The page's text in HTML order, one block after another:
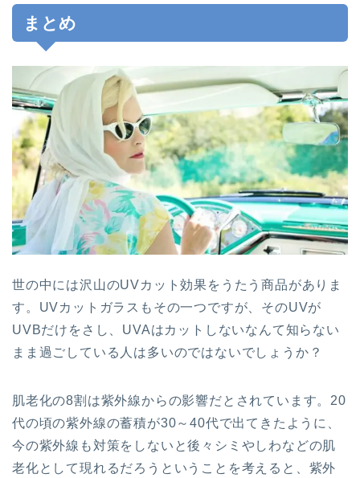
まとめ
世の中には沢山のUVカット効果をうたう商品がありま
す。UVカットガラスもその一つですが、そのUVが
UVBだけをさし、UVAはカットしないなんて知らない
まま過ごしている人は多いのではないでしょうか？
肌老化の8割は紫外線からの影響だとされています。20
代の頃の紫外線の蓄積が30～40代で出てきたように、
今の紫外線も対策をしないと後々シミやしわなどの肌
老化として現れるだろうということを考えると、紫外